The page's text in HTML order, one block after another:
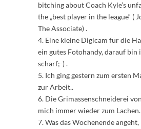
bitching about Coach Kyle’s
the „best player in the league“ (
The Associate) .
4. Eine kleine Digicam für die
ein gutes Fotohandy, darauf bin
scharf;-) .
5. Ich ging gestern zum ersten
zur Arbeit..
6. Die Grimassenschneiderei
mich immer wieder zum Lachen.
7. Was das Wochenende